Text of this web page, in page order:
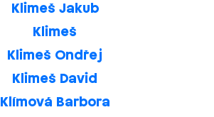
Klimeš Jakub
Klimeš
Klimeš Ondřej
Klimeš David
Klímová Barbora